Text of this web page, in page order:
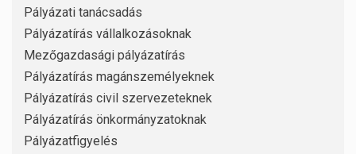
Pályázati tanácsadás
Pályázatírás vállalkozásoknak
Mezőgazdasági pályázatírás
Pályázatírás magánszemélyeknek
Pályázatírás civil szervezeteknek
Pályázatírás önkormányzatoknak
Pályázatfigyelés